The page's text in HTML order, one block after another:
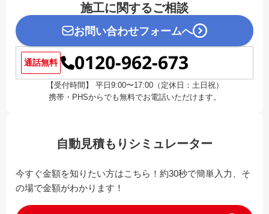
施工に関するご相談
お問い合わせフォームへ
通話無料 0120-962-673
【受付時間】 平日9:00〜17:00（定休日：土日祝）
携帯・PHSからでも無料でお電話いただけます。
自動見積もりシミュレーター
今すぐ金額を知りたい方はこちら！約30秒で簡単入力、そ
の場で金額がわかります！